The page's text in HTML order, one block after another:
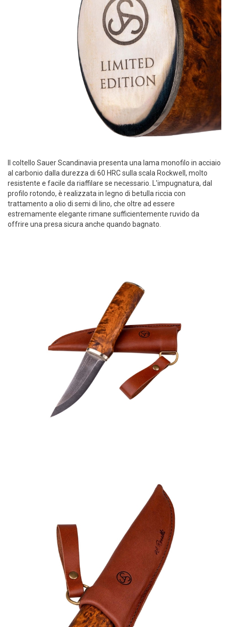
Il coltello Sauer Scandinavia presenta una lama monofilo in acciaio
al carbonio dalla durezza di 60 HRC sulla scala Rockwell, molto
resistente e facile da riaffilare se necessario. L'impugnatura, dal
profilo rotondo, è realizzata in legno di betulla riccia con
trattamento a olio di semi di lino, che oltre ad essere
estremamente elegante rimane sufficientemente ruvido da
offrire una presa sicura anche quando bagnato.